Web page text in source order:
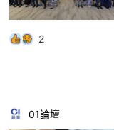
2
01論壇